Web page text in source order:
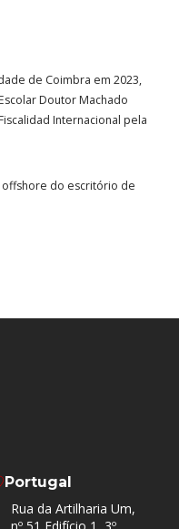
de Coimbra em 2023,
Doutor Machado
Internacional pela
do escritório de
Portugal
Rua da Artilharia Um,